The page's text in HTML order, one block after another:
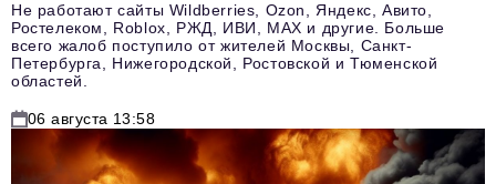
Не работают сайты Wildberries, Ozon, Яндекс, Авито,
Ростелеком, Roblox, РЖД, ИВИ, MAX и другие. Больше
всего жалоб поступило от жителей Москвы, Санкт-
Петербурга, Нижегородской, Ростовской и Тюменской
областей.
06 августа 13:58